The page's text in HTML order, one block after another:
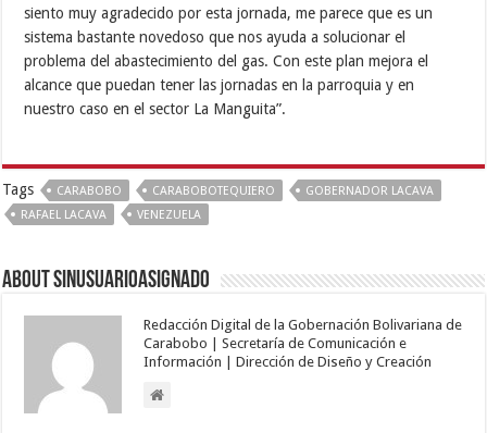
siento muy agradecido por esta jornada, me parece que es un
sistema bastante novedoso que nos ayuda a solucionar el
problema del abastecimiento del gas. Con este plan mejora el
alcance que puedan tener las jornadas en la parroquia y en
nuestro caso en el sector La Manguita”.
Tags CARABOBO CARABOBOTEQUIERO
GOBERNADOR LACAVA
RAFAEL LACAVA
VENEZUELA
About sinusuarioasignado
Redacción Digital de la Gobernación Bolivariana de
Carabobo | Secretaría de Comunicación e
Información | Dirección de Diseño y Creación